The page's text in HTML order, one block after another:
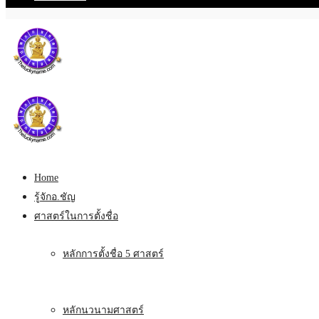
Home
รู้จักอ.ชัญ
ศาสตร์ในการตั้งชื่อ
หลักการตั้งชื่อ 5 ศาสตร์
หลักนวนามศาสตร์